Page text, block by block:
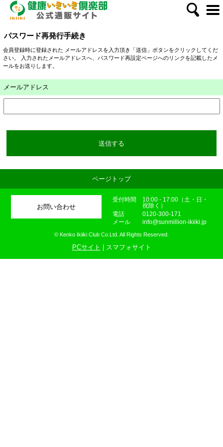
パスワード再発行手続き
会員登録時に登録された メールアドレスを入力頂き「送信」ボタンをクリックしてくだ
さい。 入力されたメールアドレスへ、パスワード再設定ページへのリンクを記載したメ
ールをお送りします。
メールアドレス
送信する
ページトップ
お問い合わせ
受付時間
10:00 - 17:00（土・日・
祝除く）
電話
0120-300-171
メール
info@sunmillion-ikiiki.jp
© Kenko Ikiiki Club Co.Ltd. All Rights Reserved.
PCサイト | スマフォサイト